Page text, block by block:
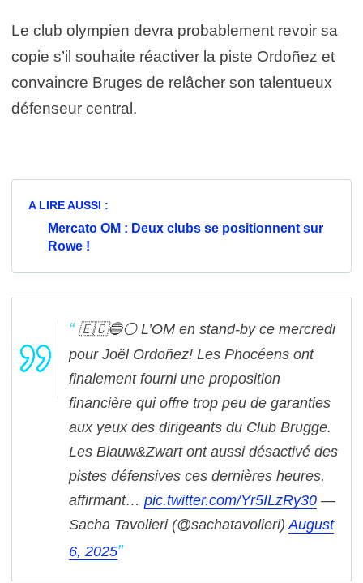
Le club olympien devra probablement revoir sa
copie s’il souhaite réactiver la piste Ordoñez et
convaincre Bruges de relâcher son talentueux
défenseur central.
A LIRE AUSSI :
Mercato OM : Deux clubs se positionnent sur
Rowe !
🇪🇨🔵⚪️ L’OM en stand-by ce mercredi
pour Joël Ordoñez! Les Phocéens ont
finalement fourni une proposition
financière qui offre trop peu de garanties
aux yeux des dirigeants du Club Brugge.
Les Blauw&Zwart ont aussi désactivé des
pistes défensives ces dernières heures,
affirmant… pic.twitter.com/Yr5ILzRy30 —
Sacha Tavolieri (@sachatavolieri) August
6, 2025